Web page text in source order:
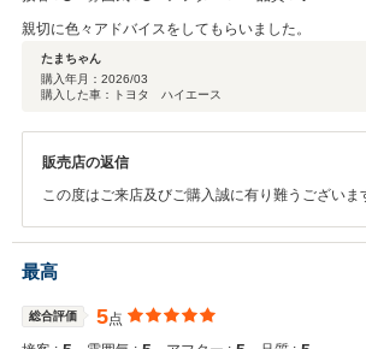
親切に色々アドバイスをしてもらいました。
たまちゃん
購入年月： 2026/03
購入した車：トヨタ ハイエース
販売店の返信
この度はご来店及びご購入誠に有り難うございま
申し付けください。よろしくお願いいたします。
最高
総合評価 5点